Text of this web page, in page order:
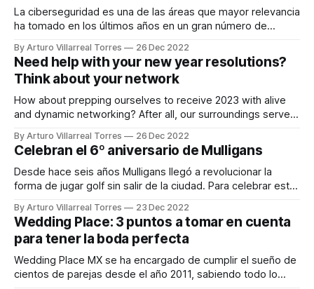
La ciberseguridad es una de las áreas que mayor relevancia
ha tomado en los últimos años en un gran número de
asesora estratégica de VIRMAR, México es el país que más
ciberataques registró en Latinoamérica en 2021. Las cifras
muestran que nuestro país
By Arturo Villarreal Torres 26 Dec 2022
Need help with your new year resolutions?
Think about your network
How about prepping ourselves to receive 2023 with alive
and dynamic networking? After all, our surroundings serve
By Arturo Villarreal Torres 26 Dec 2022
Celebran el 6º aniversario de Mulligans
Desde hace seis años Mulligans llegó a revolucionar la
forma de jugar golf sin salir de la ciudad. Para celebrar este
que asistieron sus clientes más especiales. Trascendió que
los participantes se hicieron acreedores a más de 50 mil
pesos en premios
By Arturo Villarreal Torres 23 Dec 2022
Wedding Place: 3 puntos a tomar en cuenta
para tener la boda perfecta
Wedding Place MX se ha encargado de cumplir el sueño de
cientos de parejas desde el año 2011, sabiendo todo lo